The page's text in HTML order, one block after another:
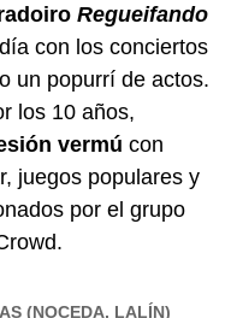
Regueifando
con los conciertos
un popurrí de actos.
los 10 años,
vermú con
juegos populares y
por el grupo
(NOCEDA, LALÍN)